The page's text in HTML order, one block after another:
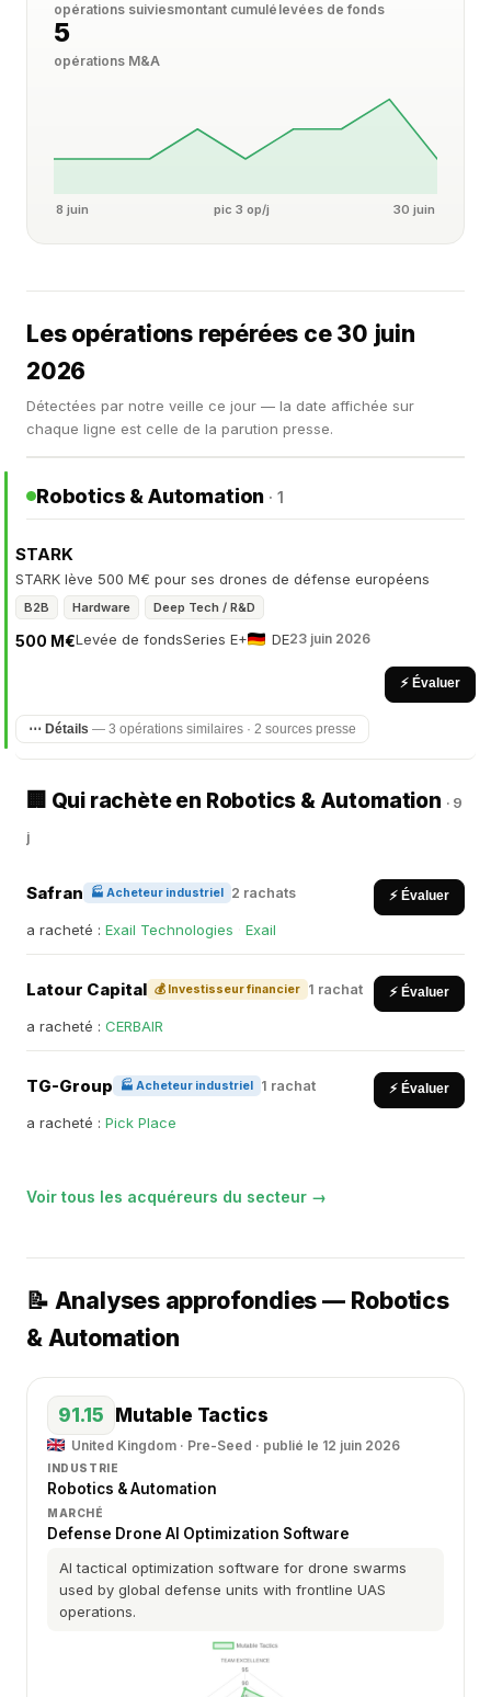
opérations suiviesmontant cumulé levées de fonds
5
opérations M&A
8 juin pic 3 op/j 30 juin
Les opérations repérées ce 30 juin
2026
Détectées par notre veille ce jour — la date affichée sur
chaque ligne est celle de la parution presse.
Robotics & Automation · 1
STARK
STARK lève 500 M€ pour ses drones de défense européens
B2B Hardware Deep Tech / R&D
Levée de fonds
500 M€ Series E+ DE23 juin 2026
⚡ Évaluer
⋯ Détails — 3 opérations similaires · 2 sources presse
🏢 Qui rachète en Robotics & Automation · 9
j
Safran 🏭 Acheteur industriel 2 rachats ⚡ Évaluer
a racheté : Exail Technologies Exail
Latour Capital 💰 Investisseur financier 1 rachat ⚡ Évaluer
a racheté : CERBAIR
TG-Group 🏭 Acheteur industriel 1 rachat ⚡ Évaluer
a racheté : Pick Place
Voir tous les acquéreurs du secteur →
📝 Analyses approfondies — Robotics
& Automation
91.15 Mutable Tactics
United Kingdom · Pre-Seed · publié le 12 juin 2026
INDUSTRIE
Robotics & Automation
MARCHÉ
Defense Drone AI Optimization Software
AI tactical optimization software for drone swarms
used by global defense units with frontline UAS
operations.